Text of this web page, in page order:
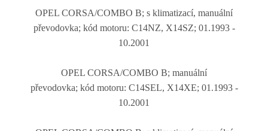
OPEL CORSA/COMBO B; s klimatizací, manuální
převodovka; kód motoru: C14NZ, X14SZ; 01.1993 -
10.2001
OPEL CORSA/COMBO B; manuální
převodovka; kód motoru: C14SEL, X14XE; 01.1993 -
10.2001